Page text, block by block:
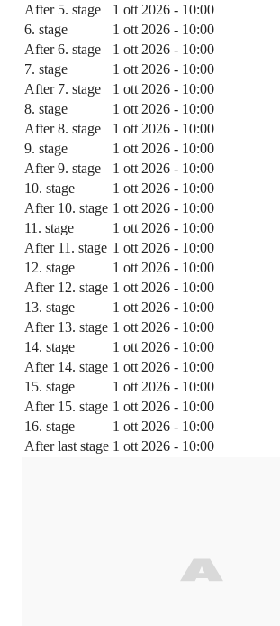
After 5. stage
1 ott 2026 - 10:00
6. stage
1 ott 2026 - 10:00
After 6. stage
1 ott 2026 - 10:00
7. stage
1 ott 2026 - 10:00
After 7. stage
1 ott 2026 - 10:00
8. stage
1 ott 2026 - 10:00
After 8. stage
1 ott 2026 - 10:00
9. stage
1 ott 2026 - 10:00
After 9. stage
1 ott 2026 - 10:00
10. stage
1 ott 2026 - 10:00
After 10. stage 1 ott 2026 - 10:00
11. stage
1 ott 2026 - 10:00
After 11. stage 1 ott 2026 - 10:00
12. stage
1 ott 2026 - 10:00
After 12. stage 1 ott 2026 - 10:00
13. stage
1 ott 2026 - 10:00
After 13. stage 1 ott 2026 - 10:00
14. stage
1 ott 2026 - 10:00
After 14. stage 1 ott 2026 - 10:00
15. stage
1 ott 2026 - 10:00
After 15. stage 1 ott 2026 - 10:00
16. stage
1 ott 2026 - 10:00
After last stage 1 ott 2026 - 10:00